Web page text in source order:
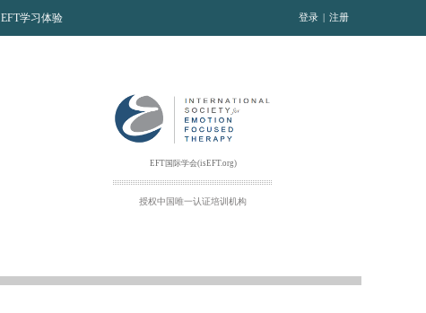
EFT学习体验 登录 | 注册
EFT国际学会(isEFT.org)
授权中国唯一认证培训机构